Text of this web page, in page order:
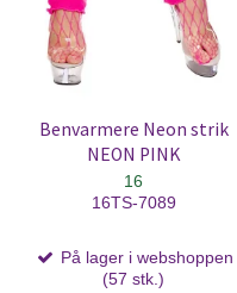
Benvarmere Neon strik
NEON PINK
16
16TS-7089
På lager i webshoppen
(57 stk.)